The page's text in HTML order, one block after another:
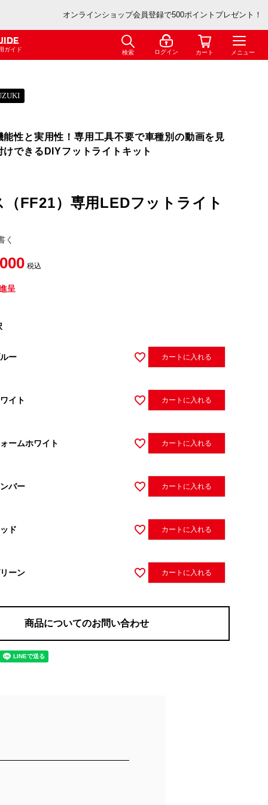
オンラインショップ会員登録で500ポイントプレゼント！
ガイド 検索 ログイン カート メニュー
能性と実用性！専用工具不要で車種別の動画を見
けできるDIYフットライトキット
FF21）専用LEDフットライト
く
税込
呈
ー カートに入れる
イト カートに入れる
ームホワイト カートに入れる
バー カートに入れる
ド カートに入れる
ーン カートに入れる
商品についてのお問い合わせ